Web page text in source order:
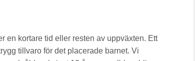
en kortare tid eller resten av uppväxten. Ett
tillvaro för det placerade barnet. Vi